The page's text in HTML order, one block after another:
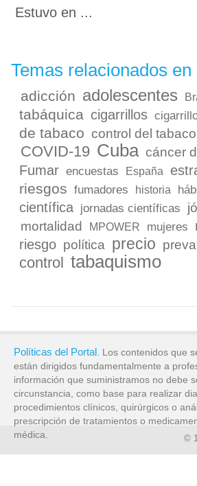
Estuvo en ...
Temas relacionados en
adicción adolescentes
tabáquica cigarrillos
de tabaco control del tabaco
COVID-19 Cuba cáncer
Fumar encuestas España
riesgos fumadores historia
científica jornadas científicas
mortalidad MPOWER mujeres
riesgo política precio
control tabaquismo
Políticas del Portal. Los contenidos que
están dirigidos fundamentalmente a
información que suministramos no debe
circunstancia, como base para realizar
procedimientos clínicos, quirúrgicos o
prescripción de tratamientos o
médica.
©